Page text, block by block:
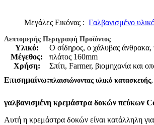
Μεγάλες Εικόνας : Γαλβανισμένο
Λεπτομερής Περιγραφή Προϊόντος
Υλικό: Ο σίδηρος, ο χάλυβας άνθρακα,
Μέγεθος:
πλάτος 160mm
Χρήση:
Σπίτι, Farmer, βιομηχανία και
Επισημαίνω:πλαισιώνοντας υλικό κατασκευής,
γαλβανισμένη κρεμάστρα δοκών πεύκων
Αυτή η κρεμάστρα δοκών είναι κατάλληλη